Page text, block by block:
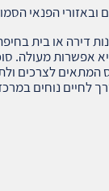
ובאזורי הפנאי
דירה או בית
המתאים לצרכים
לחיים נוחים